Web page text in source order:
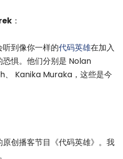
：
到像你一样的代码英雄在加入
惧。他们分别是 Nolan
、 Kanika Muraka，这些是今
创播客节目《代码英雄》。我